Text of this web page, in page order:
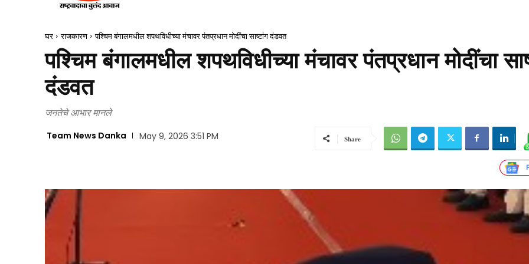
घर राजकारण पश्चिम बंगालमधील शपथविधीच्या मंचावर पंतप्रधान मोदींचा साष्टांग दंडवत
पश्चिम बंगालमधील शपथविधीच्या मंचावर पंतप्रधान मोदींचा
दंडवत
जनतेचे आभार मानले
Team News Danka May 9, 2026 3:51 PM Share